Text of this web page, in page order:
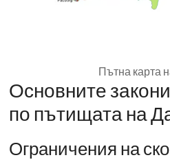
Пътна карта
Основните
по пътищата на
Ограничения на